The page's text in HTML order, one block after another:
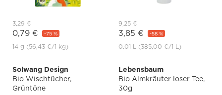
3,29 €
0,79 € -75 %
14 g (56,43 €/1 kg)
9,25 €
3,85 € -58 %
0.01 L (385,00 €/1 L)
Solwang Design
Bio Wischtücher,
Grüntöne
Lebensbaum
Bio Almkräuter loser Tee,
30g